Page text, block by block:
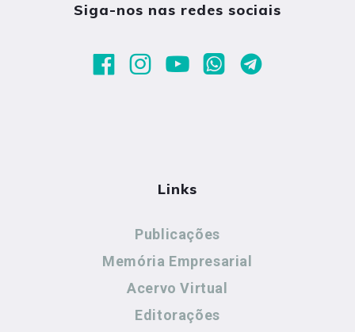
Siga-nos nas redes sociais
Links
Publicações
Memória Empresarial
Acervo Virtual
Editorações